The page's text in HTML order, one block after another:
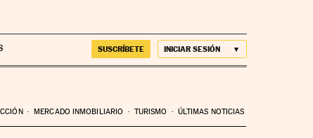
SUSCRÍBETE INICIAR SESIÓN
MERCADO INMOBILIARIO TURISMO ÚLTIMAS NOTICIAS